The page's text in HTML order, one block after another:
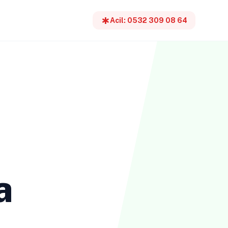
emergencyAcil: 0532 309 08 64